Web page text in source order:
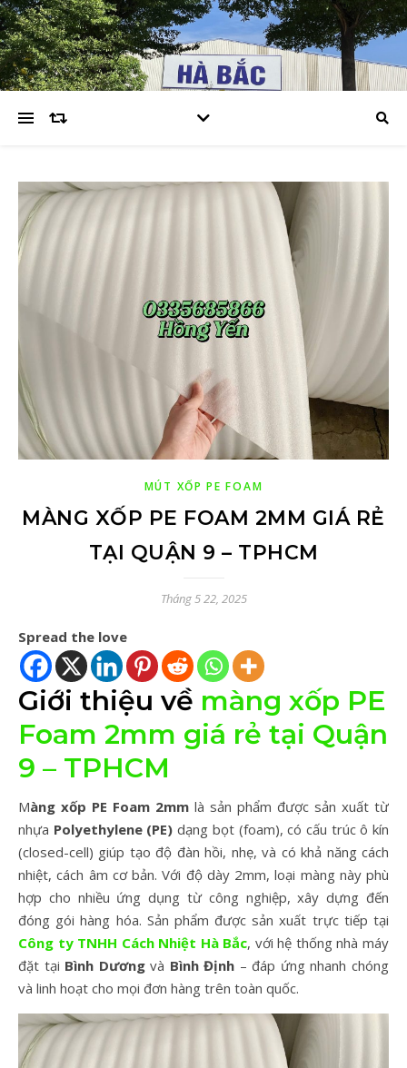
MÚT XỐP PE FOAM
MÀNG XỐP PE FOAM 2MM GIÁ RẺ
TẠI QUẬN 9 – TPHCM
Tháng 5 22, 2025
Spread the love
Giới thiệu về màng xốp PE
Foam 2mm giá rẻ tại Quận
9 – TPHCM
Màng xốp PE Foam 2mm là sản phẩm được sản xuất từ
nhựa Polyethylene (PE) dạng bọt (foam), có cấu trúc ô kín
(closed-cell) giúp tạo độ đàn hồi, nhẹ, và có khả năng cách
nhiệt, cách âm cơ bản. Với độ dày 2mm, loại màng này phù
hợp cho nhiều ứng dụng từ công nghiệp, xây dựng đến
đóng gói hàng hóa. Sản phẩm được sản xuất trực tiếp tại
Công ty TNHH Cách Nhiệt Hà Bắc, với hệ thống nhà máy
đặt tại Bình Dươngvà Bình Định – đáp ứng nhanh chóng
và linh hoạt cho mọi đơn hàng trên toàn quốc.